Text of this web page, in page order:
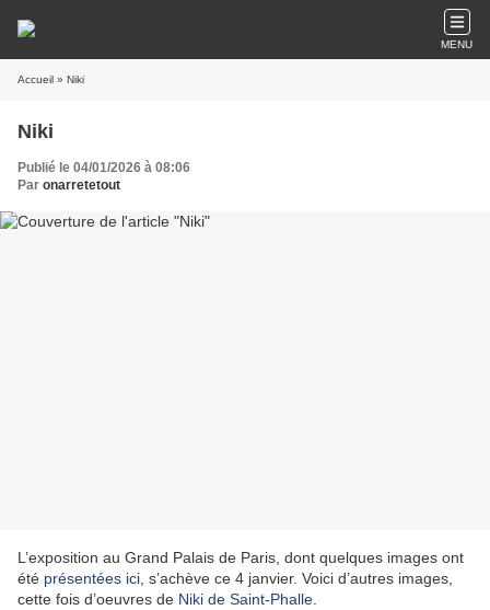
MENU
Accueil » Niki
Niki
Publié le 04/01/2026 à 08:06
Par onarretetout
L’exposition au Grand Palais de Paris, dont quelques images ont
été présentées ici , s’achève ce 4 janvier. Voici d’autres images,
cette fois d’oeuvres de Niki de Saint-Phalle